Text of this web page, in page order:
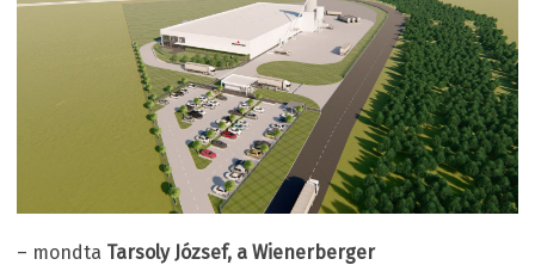
– mondta Tarsoly József, a Wienerberger